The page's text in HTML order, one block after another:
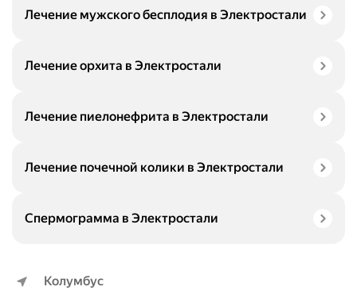
Лечение мужского бесплодия в Электростали
Лечение орхита в Электростали
Лечение пиелонефрита в Электростали
Лечение почечной колики в Электростали
Спермограмма в Электростали
Колумбус